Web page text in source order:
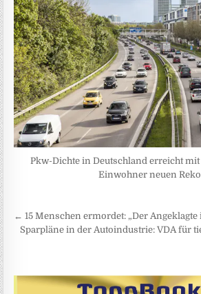
Pkw-Dichte in Deutschland erreicht mit
Einwohner neuen
Beitragsnavigation
← 15 Menschen ermordet: „Der
Sparpläne in der Autoindustrie: VDA für